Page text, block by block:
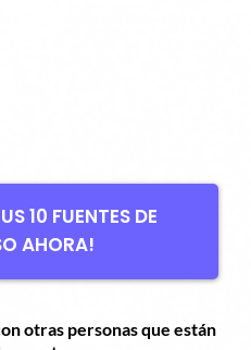
10 FUENTES DE
AHORA!
otras personas que están